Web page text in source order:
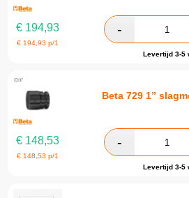
€ 194,93
€ 194,93 p/1
Levertijd 3-5
Beta 729 1”
€ 148,53
€ 148,53 p/1
Levertijd 3-5